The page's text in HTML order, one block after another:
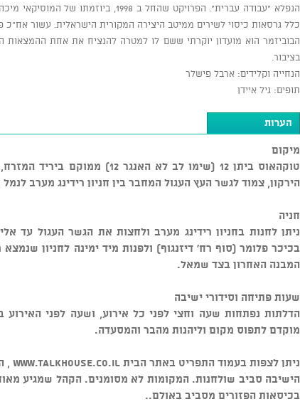
כלל גרסאות כיסוי לשירים ממיטב היצירה המקורית הישראלית. עשור אח"כ
הבוביזמר הוא מועדון יוקרתי ששם לו למטרה להנציח את אחת ההמצאות
בציבור.
הנחייה וקלידים: ארבל פישלר
תופים: גיל איידן
הערות
מיקום
טוקהאוס ביתן 12 (שימו לב לא
הירקון, צמוד לגשר העץ העגול המחבר בין חניון רידינג מערב
חניה
ניתן לחנות בחניון רידינג מערב ולחצות את הגשר העגול עד
בכיכר פלומר (סוף רח' דיזנגוף) ולפנות מיד ימינה לחניון
המבנה האחרון בצד שמאל.
שעות פתיחה וסידורי ישיבה
הדלתות נפתחות שעה וחצי לפני כל אירוע, ושעה לפני האירוע
מוקדם לתפוס מקום וליהנות מהבר והמסעדה.
ניתן לצפות בעמוד התפריט באתר הבית www.talkhouse.co.il , המסעדה אינה כשרה.
הישיבה סביב שולחנות. המקומות לא מסומנים. הקהל שמגיע
בכיסאות הפזורים מסביב באולם..